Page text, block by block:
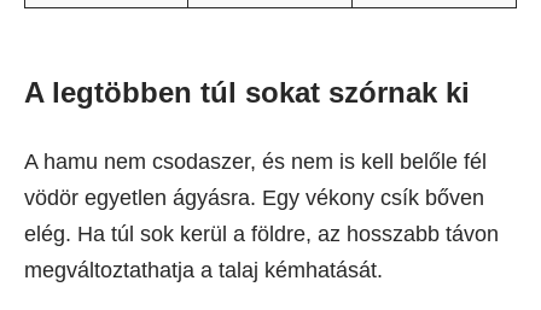
A legtöbben túl sokat szórnak ki
A hamu nem csodaszer, és nem is kell belőle fél
vödör egyetlen ágyásra. Egy vékony csík bőven
elég. Ha túl sok kerül a földre, az hosszabb távon
megváltoztathatja a talaj kémhatását.